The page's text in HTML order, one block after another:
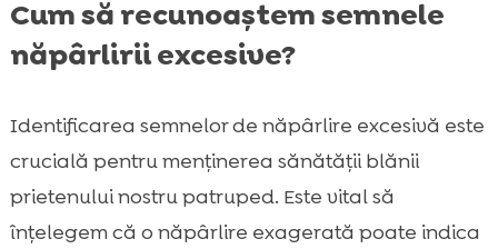
Cum să recunoaștem semnele
năpârlirii excesive?
Identificarea semnelor de năpârlire excesivă este
crucială pentru menținerea sănătății blănii
prietenului nostru patruped. Este vital să
înțelegem că o năpârlire exagerată poate indica